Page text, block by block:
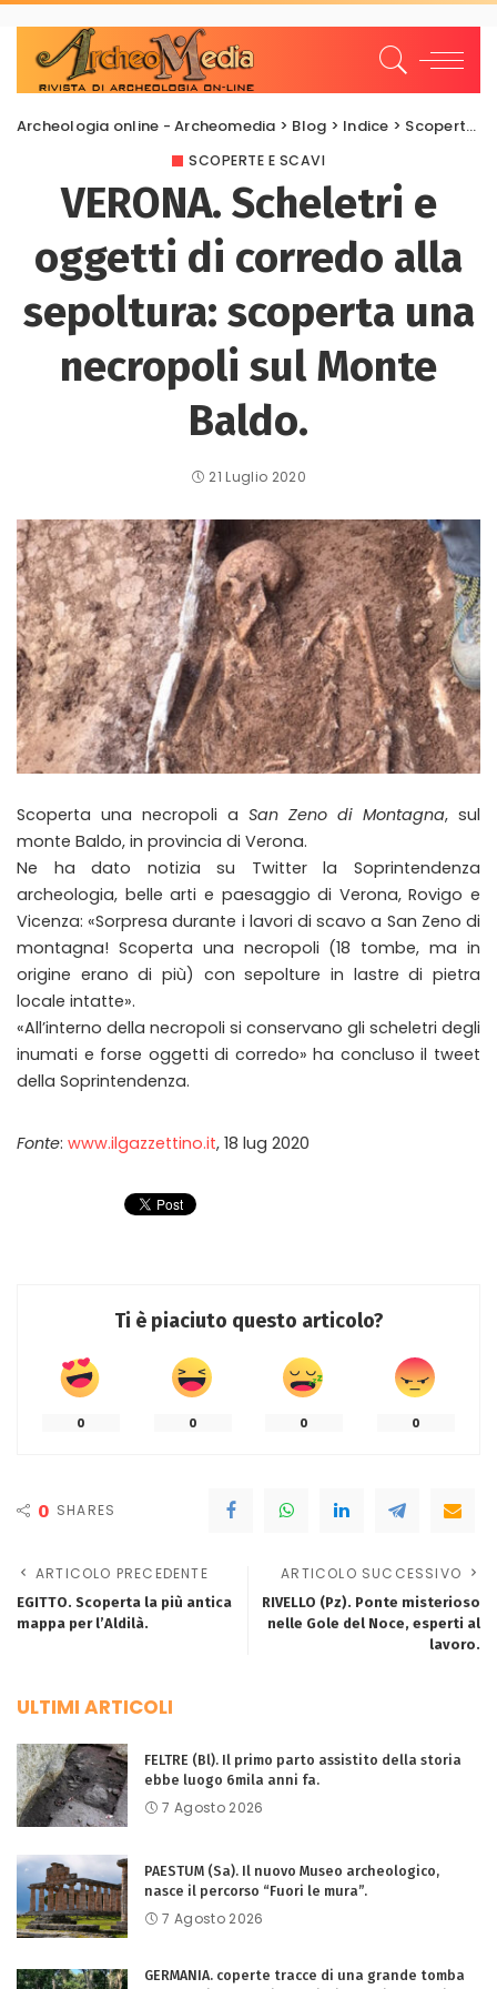
Archeologia online - Archeomedia > Blog > Indice > Scoperte e scavi
SCOPERTE E SCAVI
VERONA. Scheletri e
oggetti di corredo alla
sepoltura: scoperta una
necropoli sul Monte
Baldo.
21 Luglio 2020
Scoperta una necropoli a San Zeno di Montagna, sul
monte Baldo, in provincia di Verona.
Ne ha dato notizia su Twitter la Soprintendenza
archeologia, belle arti e paesaggio di Verona, Rovigo e
Vicenza: «Sorpresa durante i lavori di scavo a San Zeno di
montagna! Scoperta una necropoli (18 tombe, ma in
origine erano di più) con sepolture in lastre di pietra
locale intatte».
«All’interno della necropoli si conservano gli scheletri degli
inumati e forse oggetti di corredo» ha concluso il tweet
della Soprintendenza.
Fonte: www.ilgazzettino.it, 18 lug 2020
Ti è piaciuto questo articolo?
0 0 0 0
0 SHARES
ARTICOLO PRECEDENTE
EGITTO. Scoperta la più antica
mappa per l’Aldilà.
ARTICOLO SUCCESSIVO
RIVELLO (Pz). Ponte misterioso
nelle Gole del Noce, esperti al
lavoro.
ULTIMI ARTICOLI
FELTRE (Bl). Il primo parto assistito della storia
ebbe luogo 6mila anni fa.
7 Agosto 2026
PAESTUM (Sa). Il nuovo Museo archeologico,
nasce il percorso “Fuori le mura”.
7 Agosto 2026
GERMANIA. coperte tracce di una grande tomba